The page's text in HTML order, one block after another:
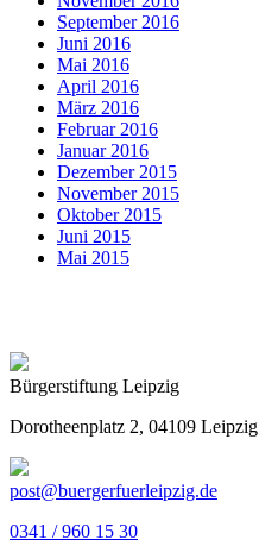
September 2016
Juni 2016
Mai 2016
April 2016
März 2016
Februar 2016
Januar 2016
Dezember 2015
November 2015
Oktober 2015
Juni 2015
Mai 2015
Bürgerstiftung Leipzig
Dorotheenplatz 2, 04109 Leipzig
post@buergerfuerleipzig.de
0341 / 960 15 30